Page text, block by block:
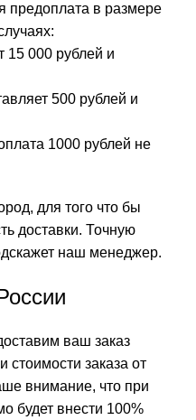
предоплата в размере
15 000 рублей и
500 рублей и
1000 рублей не
для того что бы
доставки. Точную
наш менеджер.
ваш заказ
стоимости заказа от
внимание, что при
будет внести 100%